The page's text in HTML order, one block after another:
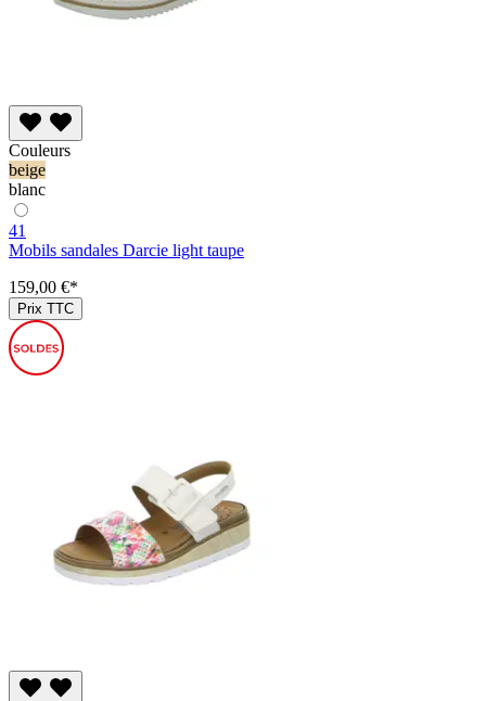
Couleurs
beige
blanc
41
Mobils sandales Darcie light taupe
159,00 €*
Prix TTC